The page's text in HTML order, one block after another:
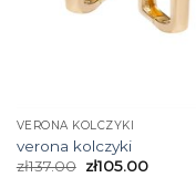
VERONA KOLCZYKI
verona kolczyki
zł137.00 zł105.00